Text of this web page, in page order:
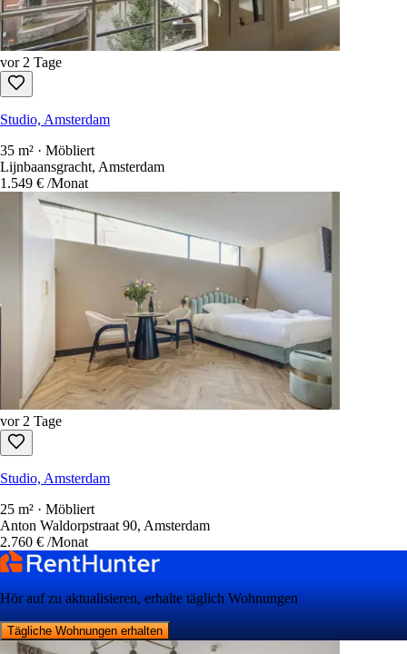
vor 2 Tage
Studio, Amsterdam
35 m² · Möbliert
Lijnbaansgracht, Amsterdam
1.549 € /Monat
vor 2 Tage
Studio, Amsterdam
25 m² · Möbliert
Anton Waldorpstraat 90, Amsterdam
2.760 € /Monat
Hör auf zu aktualisieren, erhalte täglich Wohnungen
Tägliche Wohnungen erhalten